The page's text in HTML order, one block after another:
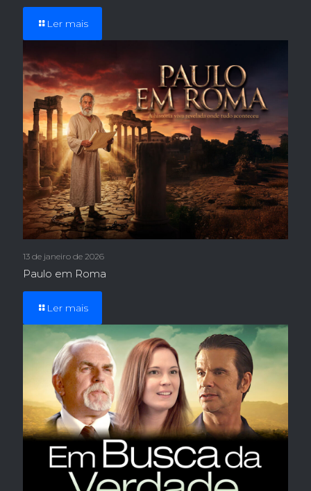
Ler mais
13 de janeiro de 2026
Paulo em Roma
Ler mais